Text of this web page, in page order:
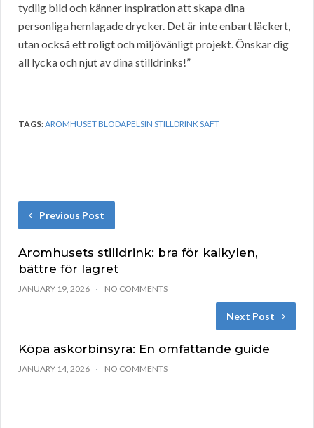
tydlig bild och känner inspiration att skapa dina
personliga hemlagade drycker. Det är inte enbart läckert,
utan också ett roligt och miljövänligt projekt. Önskar dig
all lycka och njut av dina stilldrinks!”
TAGS:AROMHUSET BLODAPELSIN STILLDRINK SAFT
Previous Post
Aromhusets stilldrink: bra för kalkylen,
bättre för lagret
JANUARY 19, 2026 NO COMMENTS
Next Post
Köpa askorbinsyra: En omfattande guide
JANUARY 14, 2026 NO COMMENTS